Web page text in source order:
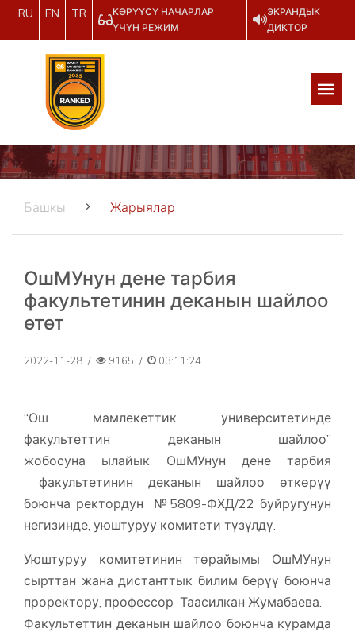
RU EN TR
КӨРҮҮСҮ НАЧАРЛАР
ҮЧҮН РЕЖИМ
ЭКРАНДЫК
ДИКТОР
Башкы Жарыялар
ОшМУнун дене тарбия
факультетинин деканын шайлоо
өтөт
2022-11-28 / 9165 / 03:11:24
“Ош мамлекеттик университетинде
факультеттин деканын шайлоо”
жобосуна ылайык ОшМУнун дене тарбия
факультетинин деканын шайлоо өткөрүү
боюнча ректордун №5809-ФХД/22 буйругунун
негизинде, уюштуруу комитети түзүлдү.
Уюштуруу комитетинин төрайымы ОшМУнун
сырттан жана дистанттык билим берүү боюнча
проректору, профессор Таасилкан Жумабаева.
Факультеттин деканын шайлоо боюнча курамда